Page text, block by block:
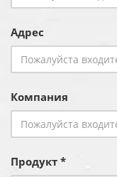
Адрес
Компания
Продукт *